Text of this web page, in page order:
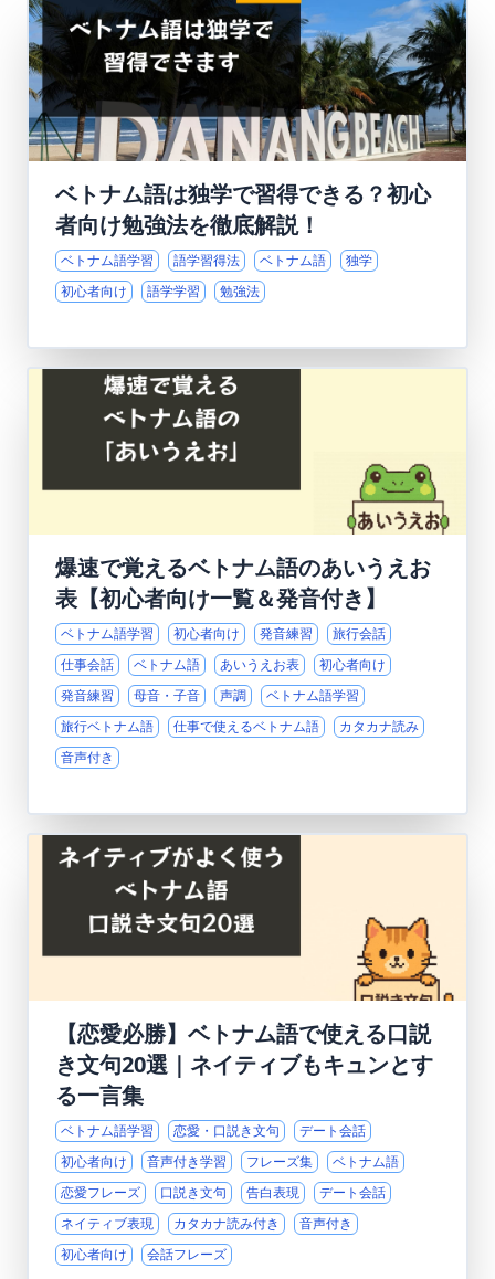
ベトナム語は独学で習得できる？初心
者向け勉強法を徹底解説！
ベトナム語学習 語学習得法 ベトナム語
独学
初心者向け
語学学習 勉強法
爆速で覚えるベトナム語のあいうえお
表【初心者向け一覧＆発音付き】
ベトナム語学習 初心者向け 発音練習
旅行会話
仕事会話
ベトナム語 あいうえお表
初心者向け
発音練習
母音・子音 声調
ベトナム語学習
旅行ベトナム語
仕事で使えるベトナム語
カタカナ読み
音声付き
【恋愛必勝】ベトナム語で使える口説
き文句20選｜ネイティブもキュンとす
る一言集
ベトナム語学習 恋愛・口説き文句
デート会話
初心者向け
音声付き学習 フレーズ集
ベトナム語
恋愛フレーズ
口説き文句 告白表現
デート会話
ネイティブ表現
カタカナ読み付き
音声付き
初心者向け
会話フレーズ